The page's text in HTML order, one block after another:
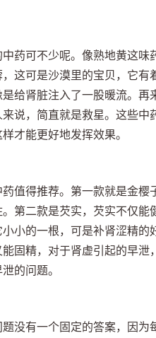
药可不少呢。像熟地黄这
这可是沙漠里的宝贝，它
给肾脏注入了一股暖流。
说，简直就是救星。这些
才能更好地发挥效果。
值得推荐。第一款就是金
第二款是芡实，芡实不仅
小的一根，可是补肾涩精
固精，对于肾虚引起的早
的问题。
没有一个固定的答案，因